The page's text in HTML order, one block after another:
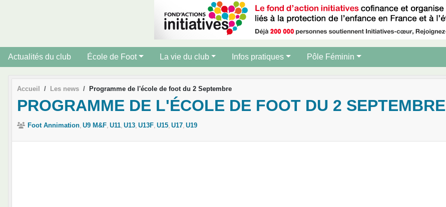
Actualités du club École de Foot La vie du club Infos pratiques Pôle Féminin
Accueil Les news Programme de l'école de foot du 2 Septembre
PROGRAMME DE L'ÉCOLE DE FOOT DU 2 SEPTEMBRE
Foot Annimation U9 M&F U11 U13 U13F U15 U17 U19